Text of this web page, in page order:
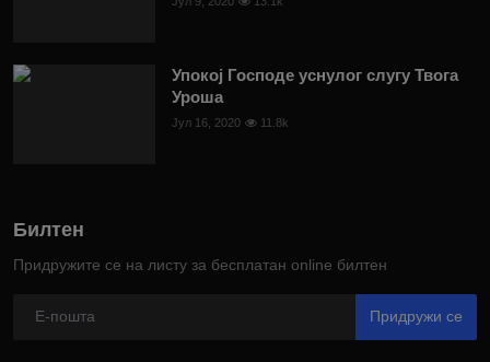
Упокој Господе уснулог слугу Твога
Уроша
Јул 16, 2020 11.8k
Билтен
Придружите се на листу за бесплатан online билтен
Придружи се